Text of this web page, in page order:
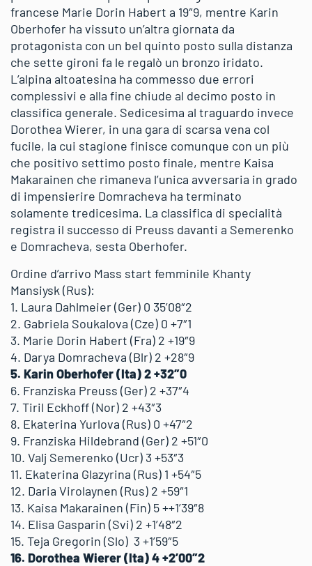
francese Marie Dorin Habert a 19″9, mentre Karin
Oberhofer ha vissuto un’altra giornata da
protagonista con un bel quinto posto sulla distanza
che sette gironi fa le regalò un bronzo iridato.
L’alpina altoatesina ha commesso due errori
complessivi e alla fine chiude al decimo posto in
classifica generale. Sedicesima al traguardo invece
Dorothea Wierer, in una gara di scarsa vena col
fucile, la cui stagione finisce comunque con un più
che positivo settimo posto finale, mentre Kaisa
Makarainen che rimaneva l’unica avversaria in grado
di impensierire Domracheva ha terminato
solamente tredicesima. La classifica di specialità
registra il successo di Preuss davanti a Semerenko
e Domracheva, sesta Oberhofer.
Ordine d’arrivo Mass start femminile Khanty
Mansiysk (Rus):
1. Laura Dahlmeier (Ger) 0 35’08″2
2. Gabriela Soukalova (Cze) 0 +7″1
3. Marie Dorin Habert (Fra) 2 +19″9
4. Darya Domracheva (Blr) 2 +28″9
5. Karin Oberhofer (Ita) 2 +32″0
6. Franziska Preuss (Ger) 2 +37″4
7. Tiril Eckhoff (Nor) 2 +43″3
8. Ekaterina Yurlova (Rus) 0 +47″2
9. Franziska Hildebrand (Ger) 2 +51″0
10. Valj Semerenko (Ucr) 3 +53″3
11. Ekaterina Glazyrina (Rus) 1 +54″5
12. Daria Virolaynen (Rus) 2 +59″1
13. Kaisa Makarainen (Fin) 5 ++1’39″8
14. Elisa Gasparin (Svi) 2 +1’48″2
15. Teja Gregorin (Slo) 3 +1’59″5
16. Dorothea Wierer (Ita) 4 +2’00″2